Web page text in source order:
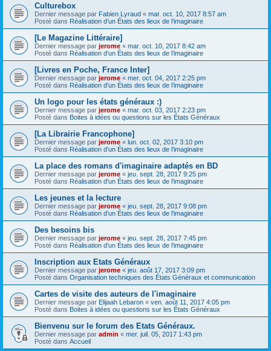
Culturebox
Dernier message par Fabien Lyraud « mar. oct. 10, 2017 8:57 am
Posté dans Réalisation d’un États des lieux de l’imaginaire
[Le Magazine Littéraire]
Dernier message par jerome « mar. oct. 10, 2017 8:42 am
Posté dans Réalisation d’un États des lieux de l’imaginaire
[Livres en Poche, France Inter]
Dernier message par jerome « mer. oct. 04, 2017 2:25 pm
Posté dans Réalisation d’un États des lieux de l’imaginaire
Un logo pour les états généraux :)
Dernier message par jerome « mar. oct. 03, 2017 2:23 pm
Posté dans Boites à idées ou questions sur les États Généraux
[La Librairie Francophone]
Dernier message par jerome « lun. oct. 02, 2017 3:10 pm
Posté dans Réalisation d’un États des lieux de l’imaginaire
La place des romans d'imaginaire adaptés en BD
Dernier message par jerome « jeu. sept. 28, 2017 9:25 pm
Posté dans Réalisation d’un États des lieux de l’imaginaire
Les jeunes et la lecture
Dernier message par jerome « jeu. sept. 28, 2017 9:08 pm
Posté dans Réalisation d’un États des lieux de l’imaginaire
Des besoins bis
Dernier message par jerome « jeu. sept. 28, 2017 7:45 pm
Posté dans Réalisation d’un États des lieux de l’imaginaire
Inscription aux Etats Généraux
Dernier message par jerome « jeu. août 17, 2017 3:09 pm
Posté dans Organisation techniques des États Généraux et communication
Cartes de visite des auteurs de l'imaginaire
Dernier message par Elijaah Lebaron « ven. août 11, 2017 4:05 pm
Posté dans Boites à idées ou questions sur les États Généraux
Bienvenu sur le forum des Etats Généraux.
Dernier message par admin « mer. juil. 05, 2017 1:43 pm
Posté dans Accueil